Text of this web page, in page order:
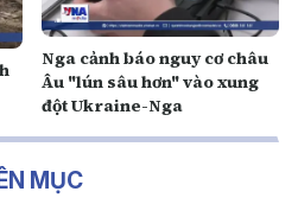
Nga cảnh báo nguy cơ châu
Âu "lún sâu hơn" vào xung
đột Ukraine-Nga
MỤC